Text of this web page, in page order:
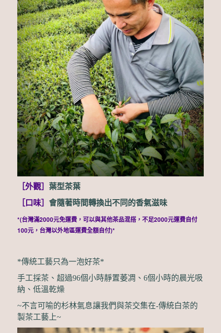
［外觀 葉型茶葉
［口味
會隨著時間轉換出不同的香氣滋味
*(台灣滿2000元免運費，可以與其他茶品混搭，不足2000元運費自付
100元，台灣以外地區運費全額自付)*
*傳統工藝只為一泡好茶*
手工採茶、超過96個小時靜置萎凋、6個小時的晨光吸
納、低溫乾燥
~不言可喻的杉林氣息讓我們與茶交集在-傳統白茶的
製茶工藝上~